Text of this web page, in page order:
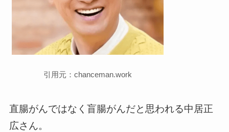
引用元：chanceman.work
直腸がんではなく盲腸がんだと思われる中居正
広さん。